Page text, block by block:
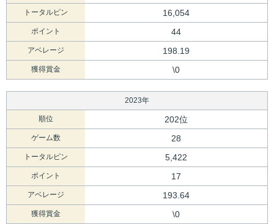
トータルピン 16,054
ポイント 44
アベレージ 198.19
獲得賞金 \0
2023年
順位 202位
ゲーム数 28
トータルピン 5,422
ポイント 17
アベレージ 193.64
獲得賞金 \0